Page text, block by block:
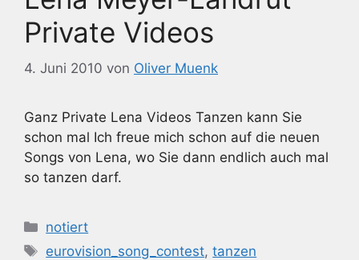
Private Videos
4. Juni 2010 von Oliver Muenk
Ganz Private Lena Videos Tanzen kann Sie
schon mal Ich freue mich schon auf die neuen
Songs von Lena, wo Sie dann endlich auch mal
so tanzen darf.
Kategorien
notiert
Schlagwörter
eurovision_song_contest,tanzen